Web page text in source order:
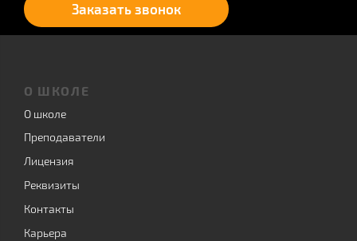
Заказать звонок
О ШКОЛЕ
О школе
Преподаватели
Лицензия
Реквизиты
Контакты
Карьера